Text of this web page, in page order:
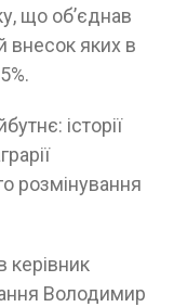
що об’єднав
внесок яких в
історії
розмінування
керівник
Володимир